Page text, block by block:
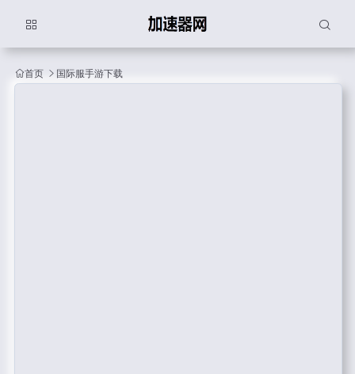
首页 国际服手游下载